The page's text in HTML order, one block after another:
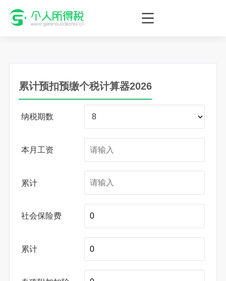
个人所得税网，最新个税资讯平台，您的个税管理专家！
累计预扣预缴个税计算器2026
纳税期数
本月工资
累计
社会保险费
累计